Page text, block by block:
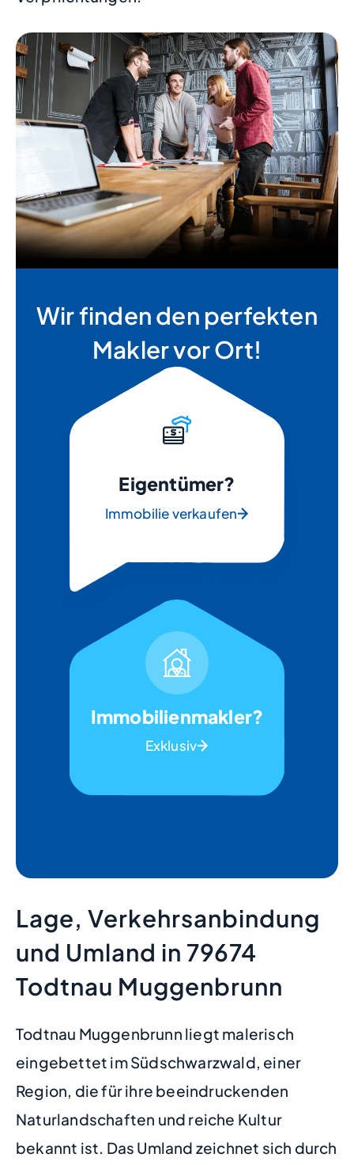
Wir finden den perfekten
Makler vor Ort!
Eigentümer?
Immobilie verkaufen
Immobilienmakler?
Exklusiv
Lage, Verkehrsanbindung
und Umland in 79674
Todtnau Muggenbrunn
Todtnau Muggenbrunn liegt malerisch
eingebettet im Südschwarzwald, einer
Region, die für ihre beeindruckenden
Naturlandschaften und reiche Kultur
bekannt ist. Das Umland zeichnet sich durch